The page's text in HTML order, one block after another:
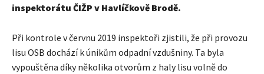
inspektorátu ČIŽP v Havlíčkově Brodě.
Při kontrole v červnu 2019 inspektoři zjistili, že při provozu
lisu OSB dochází k únikům odpadní vzdušniny. Ta byla
vypouštěna díky několika otvorům z haly lisu volně do